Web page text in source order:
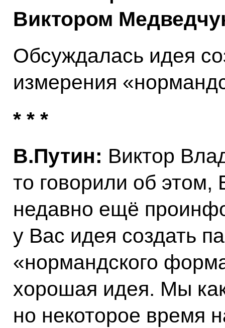
Виктором
Обсуждалась идея
измерения
* * *
В.Путин: Виктор
то говорили об этом,
недавно ещё
у Вас идея создать
«нормандского
хорошая идея. Мы
но некоторое время